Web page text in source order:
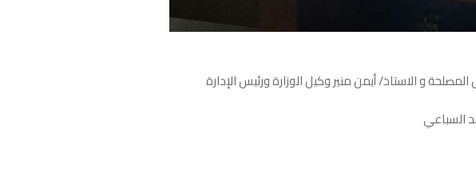
و الاستاذ/ أيمن منير وكيل الوزارة ورئيس الإدارة
السباعي